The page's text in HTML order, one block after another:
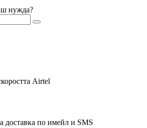
нужда?
Airtel
доставка по имейл и SMS